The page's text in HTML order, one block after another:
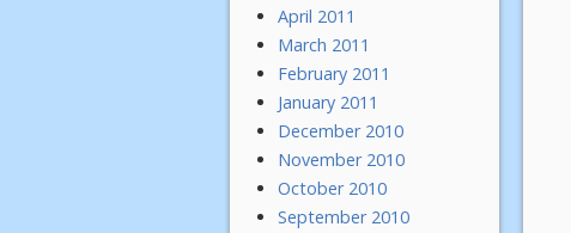
April 2011
March 2011
February 2011
January 2011
December 2010
November 2010
October 2010
September 2010